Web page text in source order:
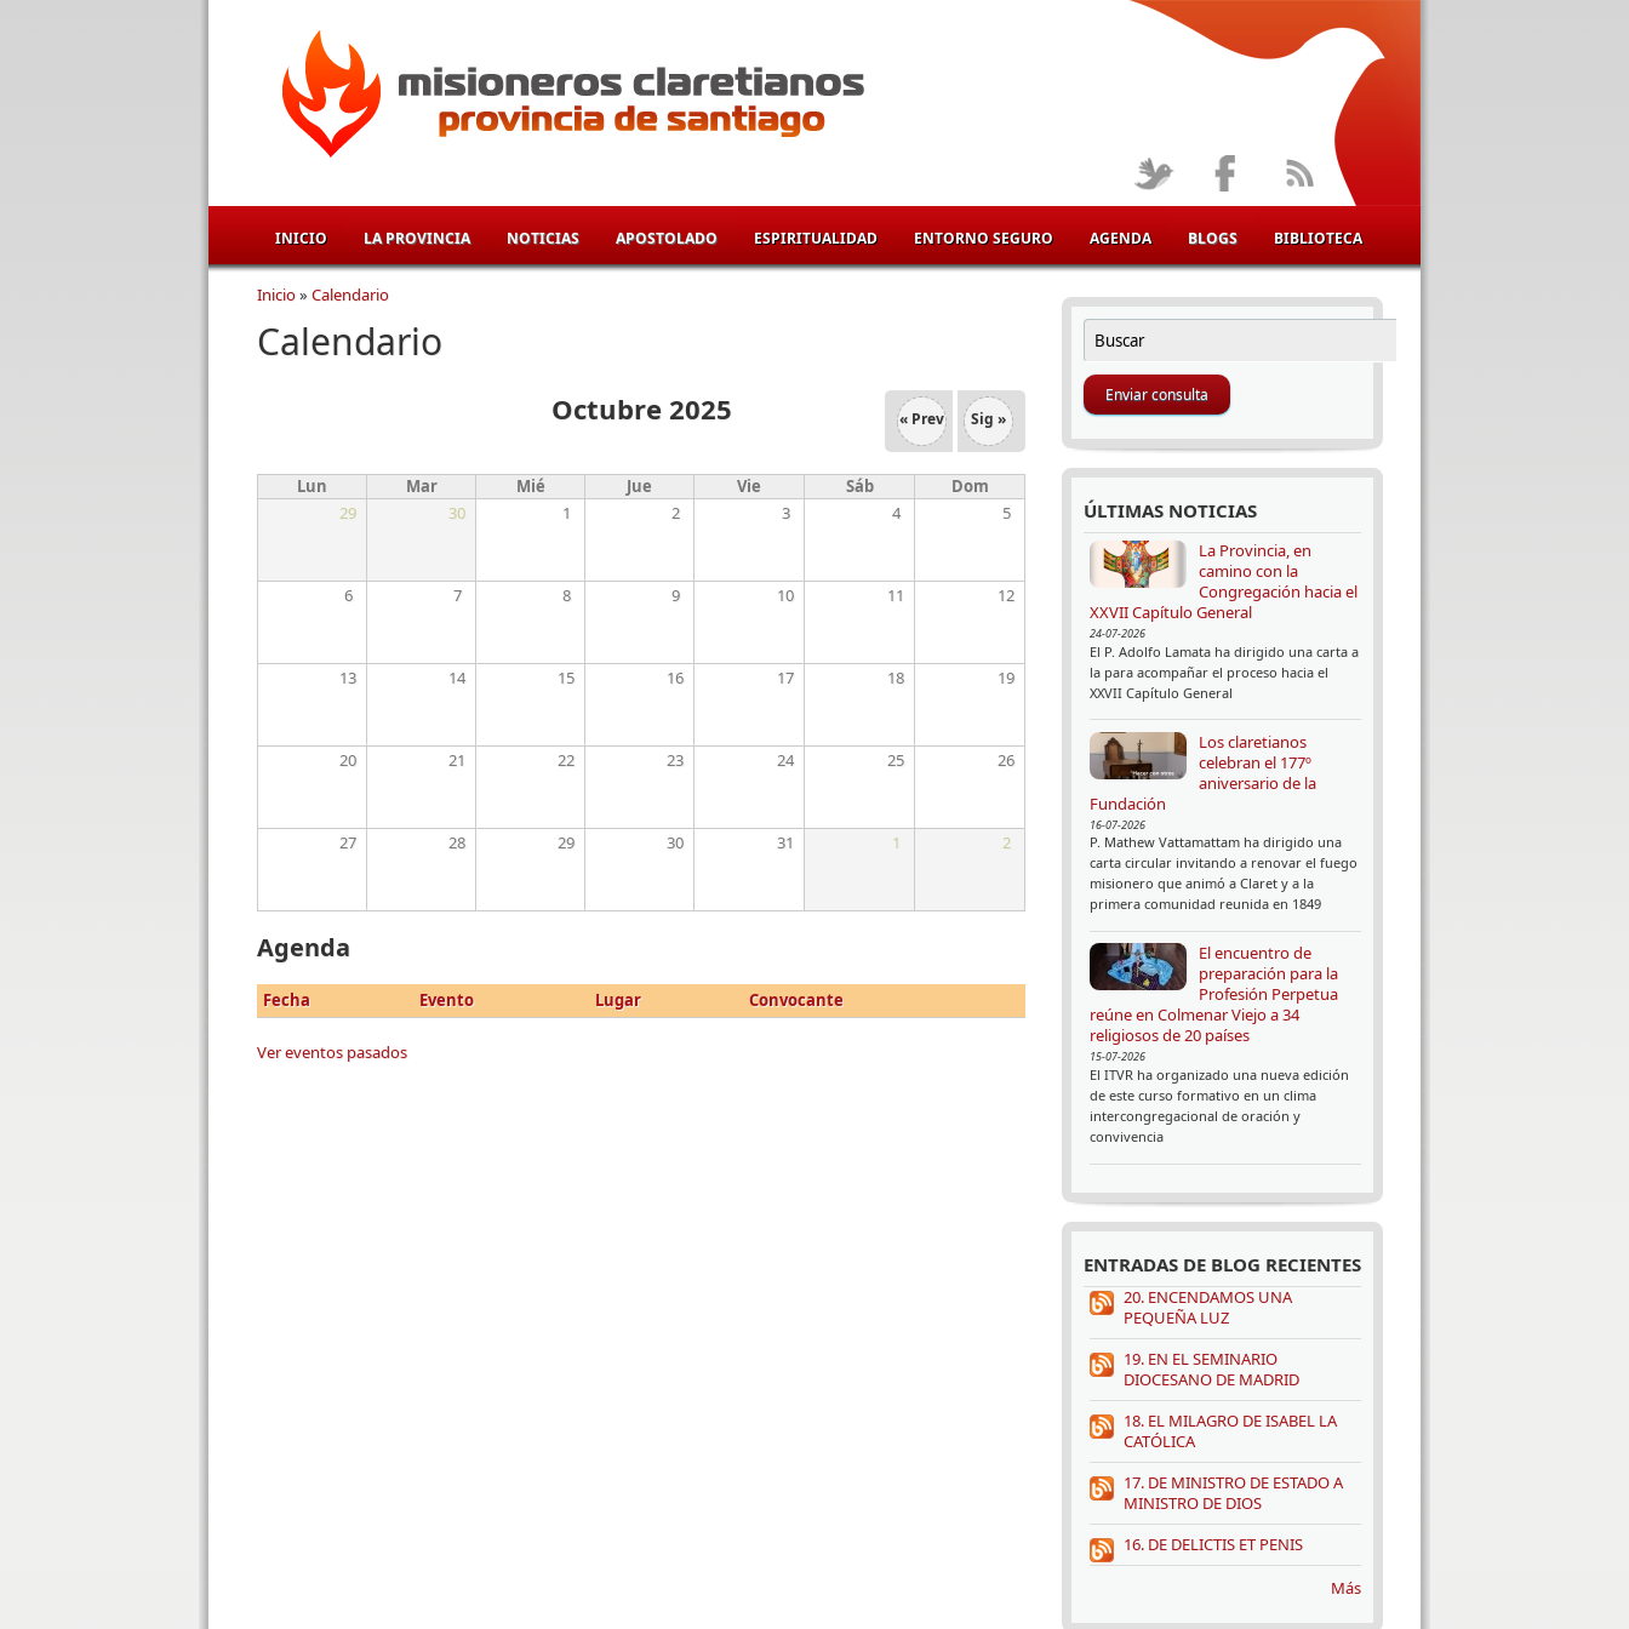
INICIO LA PROVINCIA NOTICIAS APOSTOLADO ESPIRITUALIDAD ENTORNO SEGURO AGENDA BLOGS BIBLIOTECA
Se encuentra usted aquí
Inicio» Calendario
Calendario
Octubre 2025 « Prev Sig »
Lun Mar Mié Jue Vie Sáb
Dom
29
30 1 2 3 4 5
6 7 8 9 10 11 12
13 14 15 16 17 18 19
20 21 22 23 24 25 26
27 28 29 30 31 1 2
Agenda
Fecha Evento Lugar Convocante
Ver eventos pasados
FORMULARIO DE BÚSQUEDA
Buscar
ÚLTIMAS NOTICIAS
La Provincia, en
camino con la
Congregación hacia el
XXVII Capítulo General
24-07-2026
El P. Adolfo Lamata ha dirigido una carta a
la para acompañar el proceso hacia el
XXVII Capítulo General
Los claretianos
celebran el 177º
aniversario de la
Fundación
16-07-2026
P. Mathew Vattamattam ha dirigido una
carta circular invitando a renovar el fuego
misionero que animó a Claret y a la
primera comunidad reunida en 1849
El encuentro de
preparación para la
Profesión Perpetua
reúne en Colmenar Viejo a 34
religiosos de 20 países
15-07-2026
El ITVR ha organizado una nueva edición
de este curso formativo en un clima
intercongregacional de oración y
convivencia
ENTRADAS DE BLOG RECIENTES
20. ENCENDAMOS UNA
PEQUEÑA LUZ
19. EN EL SEMINARIO
DIOCESANO DE MADRID
18. EL MILAGRO DE ISABEL LA
CATÓLICA
17. DE MINISTRO DE ESTADO A
MINISTRO DE DIOS
16. DE DELICTIS ET PENIS
Más